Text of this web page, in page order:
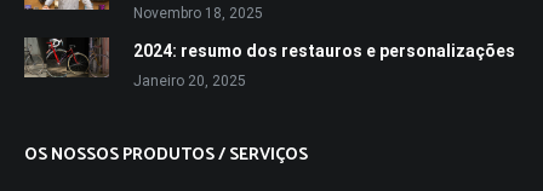
Novembro 18, 2025
2024: resumo dos restauros e personalizações
Janeiro 20, 2025
OS NOSSOS PRODUTOS / SERVIÇOS